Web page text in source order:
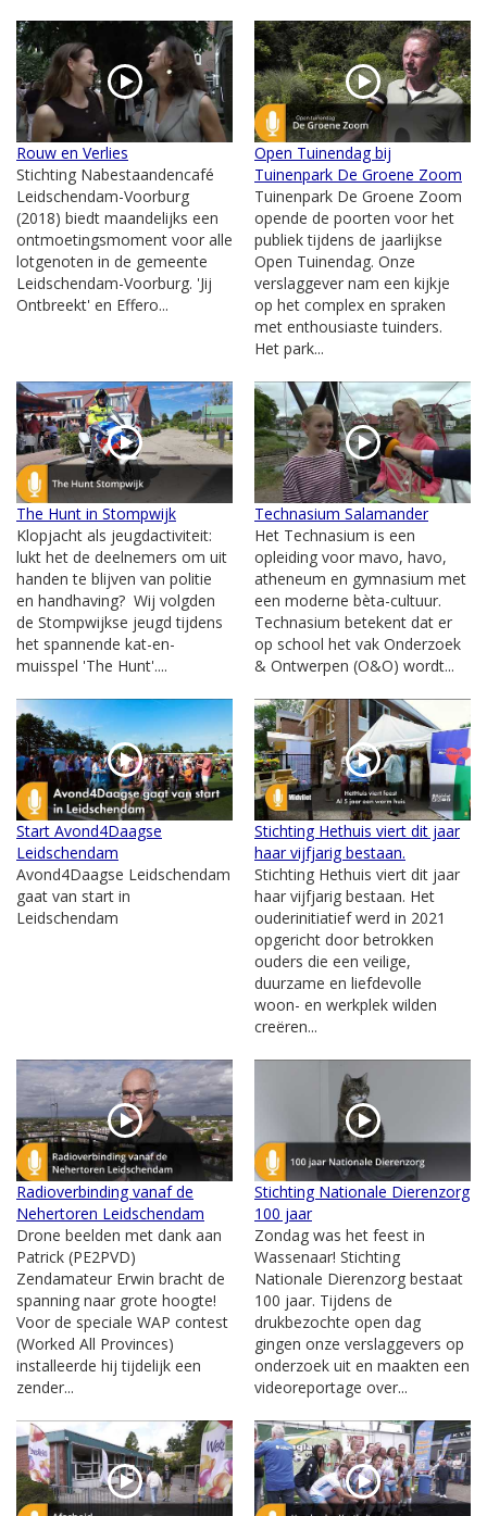
Rouw en Verlies
Stichting Nabestaandencafé
Leidschendam-Voorburg
(2018) biedt maandelijks een
ontmoetingsmoment voor alle
lotgenoten in de gemeente
Leidschendam-Voorburg. 'Jij
Ontbreekt' en Effero...
Open Tuinendag bij
Tuinenpark De Groene Zoom
Tuinenpark De Groene Zoom
opende de poorten voor het
publiek tijdens de jaarlijkse
Open Tuinendag. Onze
verslaggever nam een kijkje
op het complex en spraken
met enthousiaste tuinders.
Het park...
The Hunt in Stompwijk
Klopjacht als jeugdactiviteit:
lukt het de deelnemers om uit
handen te blijven van politie
en handhaving? Wij volgden
de Stompwijkse jeugd tijdens
het spannende kat-en-
muisspel 'The Hunt'....
Technasium Salamander
Het Technasium is een
opleiding voor mavo, havo,
atheneum en gymnasium met
een moderne bèta-cultuur.
Technasium betekent dat er
op school het vak Onderzoek
& Ontwerpen (O&O) wordt...
Start Avond4Daagse
Leidschendam
Avond4Daagse Leidschendam
gaat van start in
Leidschendam
Stichting Hethuis viert dit jaar
haar vijfjarig bestaan.
Stichting Hethuis viert dit jaar
haar vijfjarig bestaan. Het
ouderinitiatief werd in 2021
opgericht door betrokken
ouders die een veilige,
duurzame en liefdevolle
woon- en werkplek wilden
creëren...
Radioverbinding vanaf de
Nehertoren Leidschendam
Drone beelden met dank aan
Patrick (PE2PVD)
Zendamateur Erwin bracht de
spanning naar grote hoogte!
Voor de speciale WAP contest
(Worked All Provinces)
installeerde hij tijdelijk een
zender...
Stichting Nationale Dierenzorg
100 jaar
Zondag was het feest in
Wassenaar! Stichting
Nationale Dierenzorg bestaat
100 jaar. Tijdens de
drukbezochte open dag
gingen onze verslaggevers op
onderzoek uit en maakten een
videoreportage over...